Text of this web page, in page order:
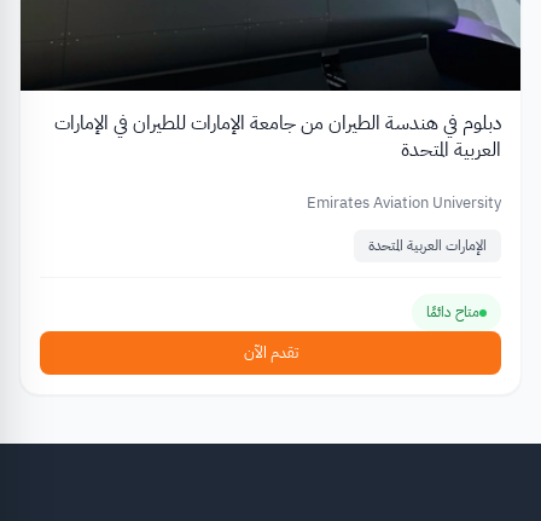
دبلوم في هندسة الطيران من جامعة الإمارات للطيران في الإمارات
العربية المتحدة
Emirates Aviation University
الإمارات العربية المتحدة
متاح دائمًا
تقدم الآن